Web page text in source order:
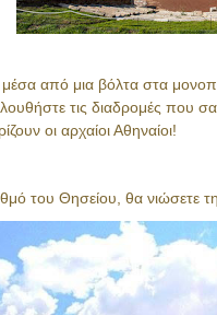
από μια βόλτα στα
τις διαδρομές που
οι αρχαίοι Αθηναίοι!
του Θησείου, θα νιώσετε